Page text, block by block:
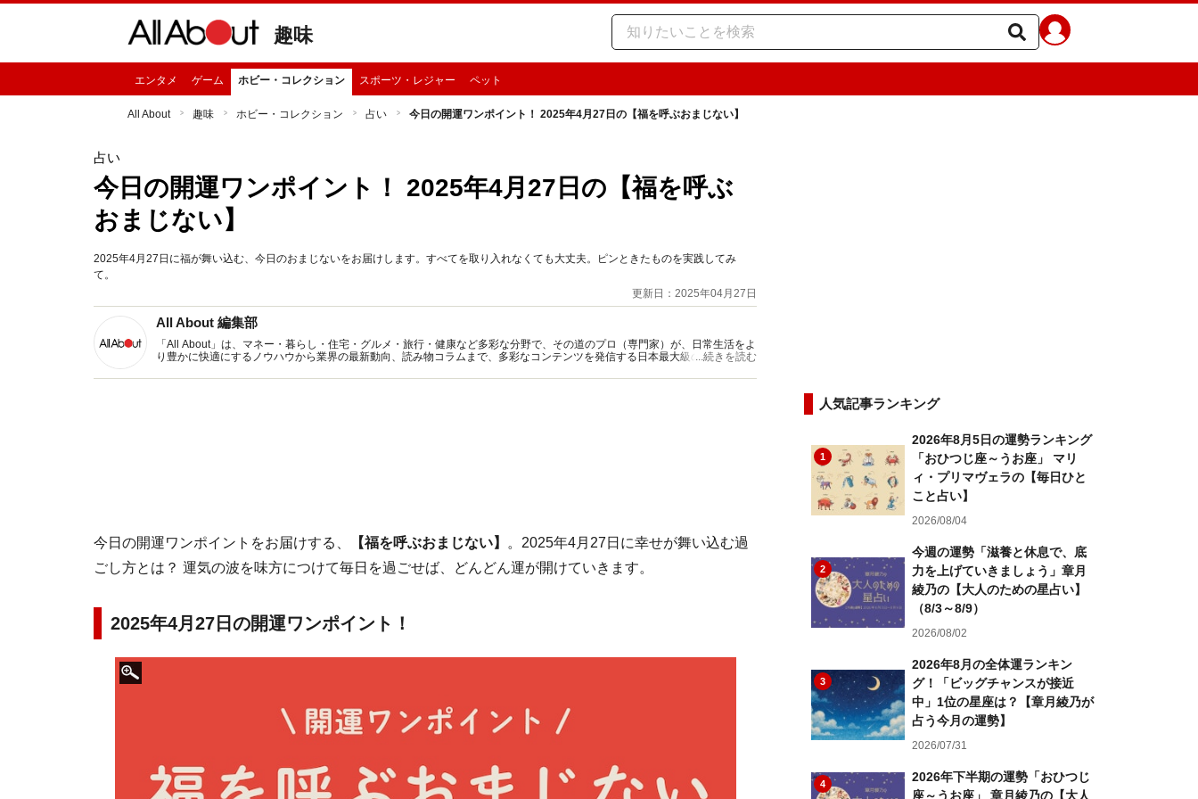
趣味
エンタメ ゲーム ホビー・コレクション スポーツ・レジャー ペット
All About 趣味 ホビー・コレクション 占い 今日の開運ワンポイント！ 2025年4月27日の【福を呼ぶおまじない】
占い
今日の開運ワンポイント！ 2025年4月27日の【福を呼ぶ
おまじない】
2025年4月27日に福が舞い込む、今日のおまじないをお届けします。すべてを取り入れなくても大丈夫。ピンときたものを実践してみ
て。
更新日：2025年04月27日
All About 編集部
「All About」は、マネー・暮らし・住宅・グルメ・旅行・健康など多彩な分野で、その道のプロ（専門家）が、日常生活をよ
り豊かに快適にするノウハウから業界の最新動向、読み物コラムまで、多彩なコンテンツを発信する日本最大級の総合情報サ
...続きを読む
今日の開運ワンポイントをお届けする、 【福を呼ぶおまじない】
。2025年4月27日に幸せが舞い込む過
ごし方とは？ 運気の波を味方につけて毎日を過ごせば、どんどん運が開けていきます。
2025年4月27日の開運ワンポイント！
人気記事ランキング
1
2026年8月5日の運勢ランキング
「おひつじ座～うお座」 マリ
ィ・プリマヴェラの【毎日ひと
こと占い】
2026/08/04
2
今週の運勢「滋養と休息で、底
力を上げていきましょう」章月
綾乃の【大人のための星占い】
（8/3～8/9）
2026/08/02
3
2026年8月の全体運ランキン
グ！「ビッグチャンスが接近
中」1位の星座は？【章月綾乃が
占う今月の運勢】
2026/07/31
4
2026年下半期の運勢「おひつじ
座～うお座」 章月綾乃の【大人